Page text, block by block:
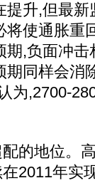
升,但最
使通胀重
,负面冲
同样会消
为,2700-
地位。
2011年实